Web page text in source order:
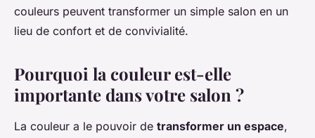
couleurs peuvent transformer un simple salon en un
lieu de confort et de convivialité.
Pourquoi la couleur est-elle
importante dans votre salon ?
La couleur a le pouvoir de transformer un espace,